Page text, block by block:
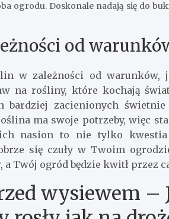
ogrodu. Doskonale nadają się do
od
w zależności od warunków,
na rośliny, które kochają
zacienionych świetnie
ma swoje potrzeby, więc
nasion to nie tylko
się czuły w Twoim
Twój ogród będzie kwitł przez
wysiewem –